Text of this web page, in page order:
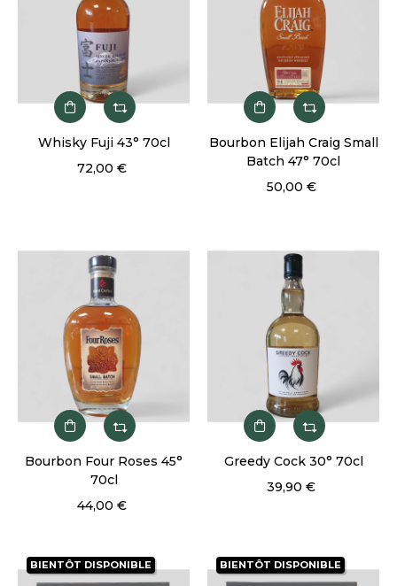
Whisky Fuji 43° 70cl
72,00 €
Bourbon Elijah Craig Small
Batch 47° 70cl
50,00 €
Bourbon Four Roses 45°
70cl
44,00 €
Greedy Cock 30° 70cl
39,90 €
BIENTÔT DISPONIBLE BIENTÔT DISPONIBLE